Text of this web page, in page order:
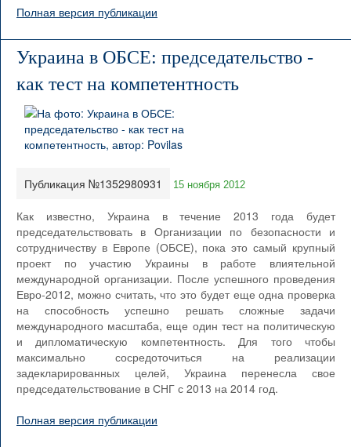
Полная версия публикации
Украина в ОБСЕ: председательство -
как тест на компетентность
Публикация №1352980931 15 ноября 2012
Как известно, Украина в течение 2013 года будет
председательствовать в Организации по безопасности и
сотрудничеству в Европе (ОБСЕ), пока это самый крупный
проект по участию Украины в работе влиятельной
международной организации. После успешного проведения
Евро-2012, можно считать, что это будет еще одна проверка
на способность успешно решать сложные задачи
международного масштаба, еще один тест на политическую
и дипломатическую компетентность. Для того чтобы
максимально сосредоточиться на реализации
задекларированных целей, Украина перенесла свое
председательствование в СНГ с 2013 на 2014 год.
Полная версия публикации